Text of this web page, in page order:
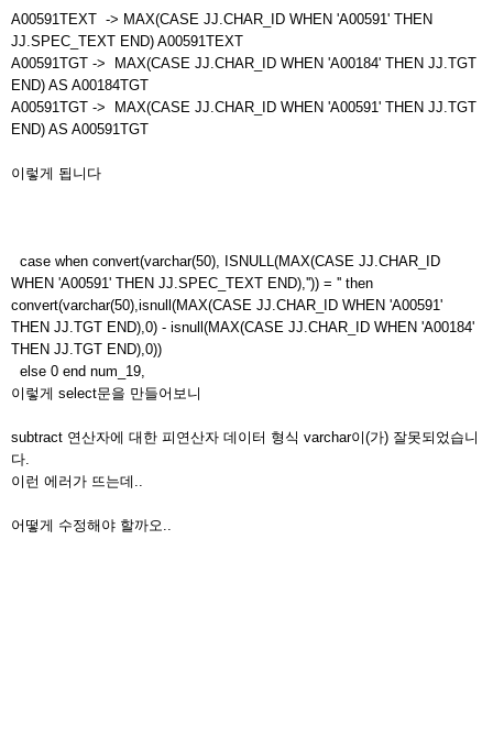
A00591TEXT -> MAX(CASE JJ.CHAR_ID WHEN 'A00591' THEN
JJ.SPEC_TEXT END) A00591TEXT
A00591TGT -> MAX(CASE JJ.CHAR_ID WHEN 'A00184' THEN JJ.TGT
END) AS A00184TGT
A00591TGT -> MAX(CASE JJ.CHAR_ID WHEN 'A00591' THEN JJ.TGT
END) AS A00591TGT
이렇게 됩니다
case when convert(varchar(50), ISNULL(MAX(CASE JJ.CHAR_ID
WHEN 'A00591' THEN JJ.SPEC_TEXT END),'')) = '' then
convert(varchar(50),isnull(MAX(CASE JJ.CHAR_ID WHEN 'A00591'
THEN JJ.TGT END),0) - isnull(MAX(CASE JJ.CHAR_ID WHEN 'A00184'
THEN JJ.TGT END),0))
else 0 end num_19,
이렇게 select문을 만들어보니
subtract 연산자에 대한 피연산자 데이터 형식 varchar이(가) 잘못되었습니
다.
이런 에러가 뜨는데..
어떻게 수정해야 할까오..